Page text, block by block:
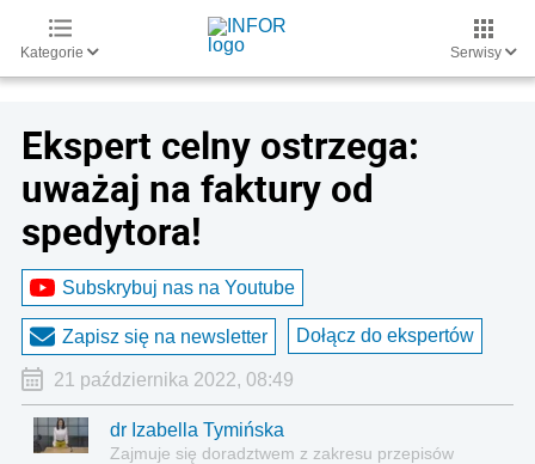
Kategorie Serwisy
Ekspert celny ostrzega:
uważaj na faktury od
spedytora!
Subskrybuj nas na Youtube
Zapisz się na newsletter Dołącz do ekspertów
21 października 2022, 08:49
dr Izabella Tymińska
Zajmuje się doradztwem z zakresu przepisów